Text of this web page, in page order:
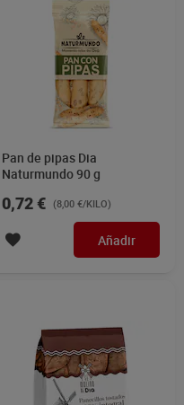
Pan de pipas Dia
Naturmundo 90 g
0,72 € (8,00 €/KILO)
Añadir